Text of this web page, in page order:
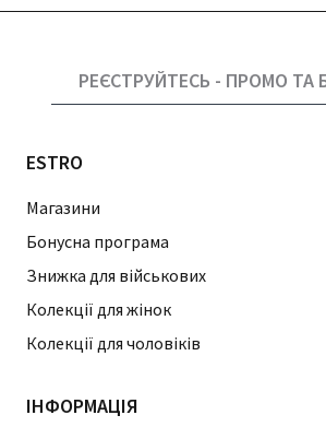
РЕЄСТРУЙТЕСЬ - ПРОМО ТА
ESTRO
Магазини
Бонусна програма
Знижка для військових
Колекції для жінок
Колекції для чоловіків
ІНФОРМАЦІЯ